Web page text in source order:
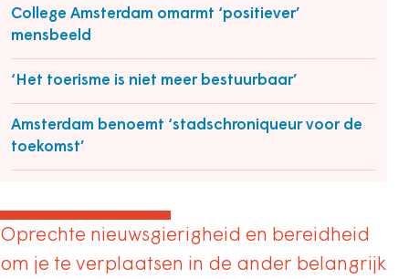
College Amsterdam omarmt ‘positiever’
mensbeeld
‘Het toerisme is niet meer bestuurbaar’
Amsterdam benoemt ‘stadschroniqueur voor de
toekomst’
Oprechte nieuwsgierigheid en bereidheid
om je te verplaatsen in de ander belangrijk